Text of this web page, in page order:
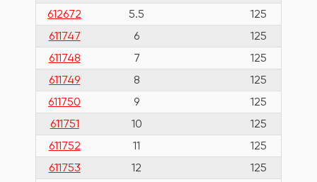
612672
5.5
125
611747
6
125
611748
7
125
611749
8
125
611750
9
125
611751
10
125
611752
11
125
611753
12
125